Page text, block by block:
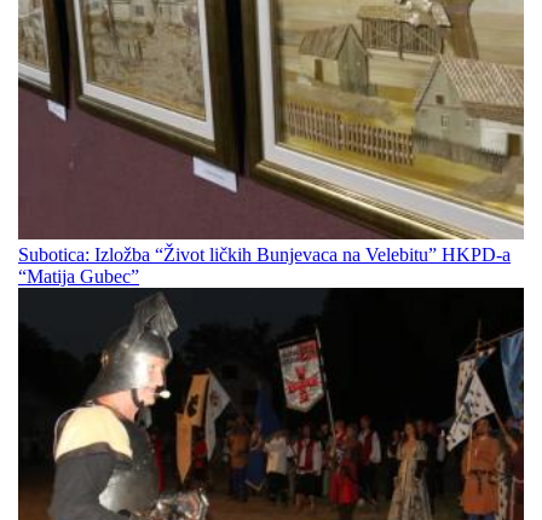
Subotica: Izložba “Život ličkih Bunjevaca na Velebitu” HKPD-a
“Matija Gubec”